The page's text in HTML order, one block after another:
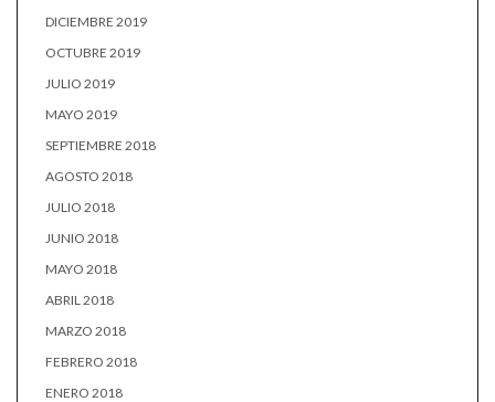
DICIEMBRE 2019
OCTUBRE 2019
JULIO 2019
MAYO 2019
SEPTIEMBRE 2018
AGOSTO 2018
JULIO 2018
JUNIO 2018
MAYO 2018
ABRIL 2018
MARZO 2018
FEBRERO 2018
ENERO 2018